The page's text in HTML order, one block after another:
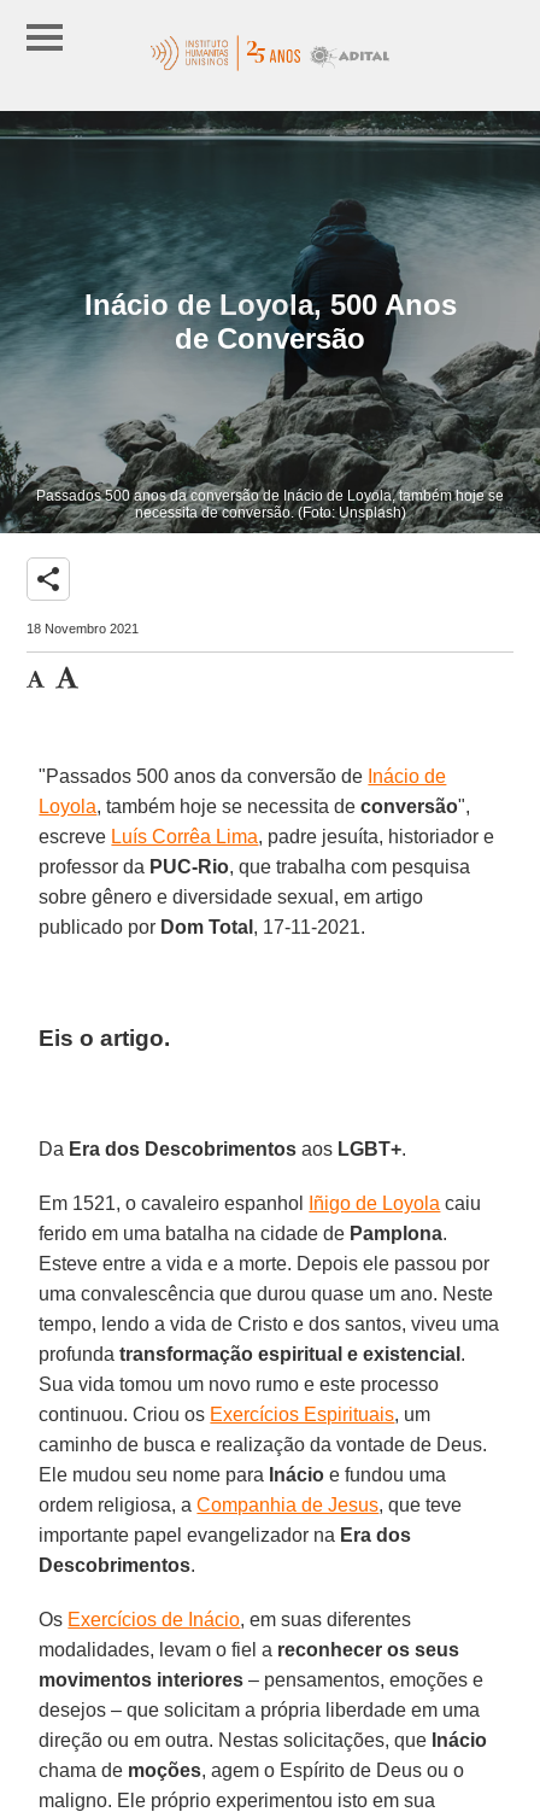
Inácio de Loyola, 500 Anos
de Conversão
Passados 500 anos da conversão de Inácio de Loyola, também hoje se
necessita de conversão. (Foto: Unsplash)
share
18 Novembro 2021
"Passados 500 anos da conversão de Inácio de
Loyola, também hoje se necessita deconversão",
escreve Luís Corrêa Lima, padre jesuíta, historiador e
professor da PUC-Rio, que trabalha com pesquisa
sobre gênero e diversidade sexual, em artigo
publicado por Dom Total , 17-11-2021.
Eis o artigo.
Da Era dos Descobrimentos aos LGBT+.
Em 1521, o cavaleiro espanhol Iñigo de Loyola caiu
ferido em uma batalha na cidade de Pamplona.
Esteve entre a vida e a morte. Depois ele passou por
uma convalescência que durou quase um ano. Neste
tempo, lendo a vida de Cristo e dos santos, viveu uma
profundatransformação espiritual e existencial .
Sua vida tomou um novo rumo e este processo
continuou. Criou os Exercícios Espirituais, um
caminho de busca e realização da vontade de Deus.
Ele mudou seu nome para Inácio e fundou uma
ordem religiosa, aCompanhia de Jesus, que teve
importante papel evangelizador na Era dos
Descobrimentos.
Os Exercícios de Inácio, em suas diferentes
modalidades, levam o fiel a reconhecer os seus
movimentos interiores – pensamentos, emoções e
desejos – que solicitam a própria liberdade em uma
direção ou em outra. Nestas solicitações, que Inácio
chama de moções, agem o Espírito de Deus ou o
maligno. Ele próprio experimentou isto em sua